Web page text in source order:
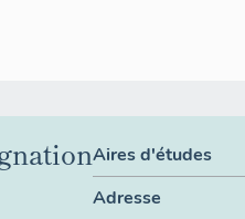
Aires d'études
Adresse